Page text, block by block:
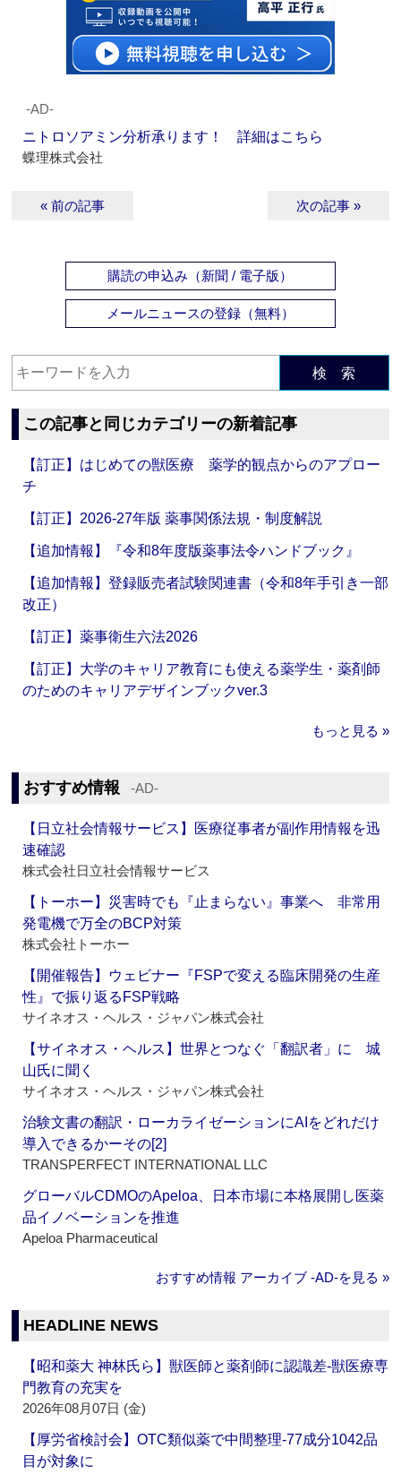
‐AD‐
ニトロソアミン分析承ります！ 詳細はこちら
蝶理株式会社
« 前の記事 次の記事 »
購読の申込み（新聞 / 電子版）
メールニュースの登録（無料）
検 索
この記事と同じカテゴリーの新着記事
【訂正】はじめての獣医療 薬学的観点からのアプロー
チ
【訂正】2026-27年版 薬事関係法規・制度解説
【追加情報】『令和8年度版薬事法令ハンドブック』
【追加情報】登録販売者試験関連書（令和8年手引き一部
改正）
【訂正】薬事衛生六法2026
【訂正】大学のキャリア教育にも使える薬学生・薬剤師
のためのキャリアデザインブックver.3
もっと見る »
おすすめ情報 ‐AD‐
【日立社会情報サービス】医療従事者が副作用情報を迅
速確認
株式会社日立社会情報サービス
【トーホー】災害時でも『止まらない』事業へ 非常用
発電機で万全のBCP対策
株式会社トーホー
【開催報告】ウェビナー『FSPで変える臨床開発の生産
性』で振り返るFSP戦略
サイネオス・ヘルス・ジャパン株式会社
【サイネオス・ヘルス】世界とつなぐ「翻訳者」に 城
山氏に聞く
サイネオス・ヘルス・ジャパン株式会社
治験文書の翻訳・ローカライゼーションにAIをどれだけ
導入できるかーその[2]
TRANSPERFECT INTERNATIONAL LLC
グローバルCDMOのApeloa、日本市場に本格展開し医薬
品イノベーションを推進
Apeloa Pharmaceutical
おすすめ情報 アーカイブ ‐AD‐を見る »
HEADLINE NEWS
【昭和薬大 神林氏ら】獣医師と薬剤師に認識差‐獣医療専
門教育の充実を
2026年08月07日 (金)
【厚労省検討会】OTC類似薬で中間整理‐77成分1042品
目が対象に